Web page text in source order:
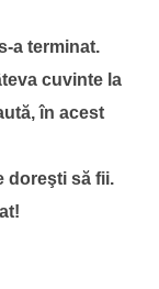
a terminat.
cuvinte la
în acest
doreşti să fii.